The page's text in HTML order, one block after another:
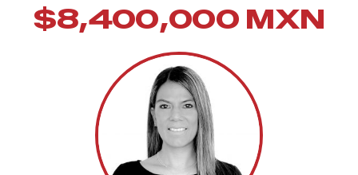
$8,400,000 MXN